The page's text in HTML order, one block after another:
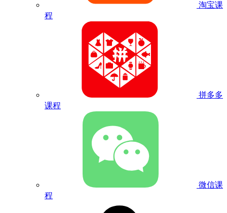
淘宝课
程
拼多多
课程
微信课
程